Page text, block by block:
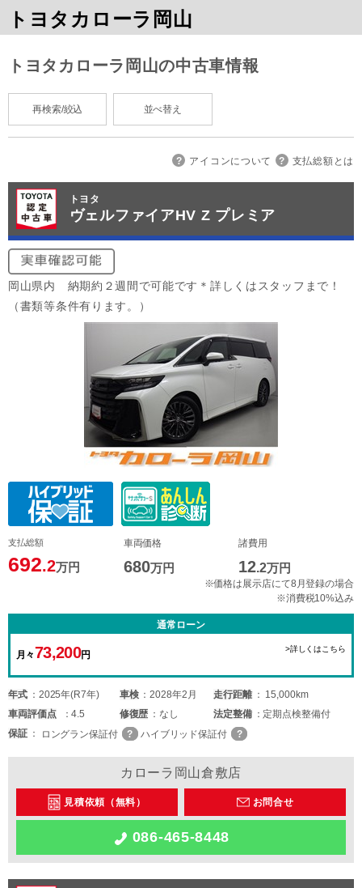
トヨタカローラ岡山
トヨタカローラ岡山の中古車情報
再検索/絞込 並べ替え
アイコンについて 支払総額とは
トヨタ
ヴェルファイアHV Z プレミア
岡山県内 納期約２週間で可能です＊詳しくはスタッフまで！
（書類等条件有ります。）
支払総額
692.2万円
車両価格
680万円
諸費用
12.2万円
※価格は展示店にて8月登録の場合
※消費税10%込み
通常ローン
月々73,200円
>詳しくはこちら
年式 2025年(R7年) 車検 2028年2月 走行距離
15,000km
車両評価点 4.5 修復歴 なし 法定整備
定期点検整備付
保証
ロングラン保証付 ハイブリッド保証付
カローラ岡山倉敷店
見積依頼（無料） お問合せ
086-465-8448